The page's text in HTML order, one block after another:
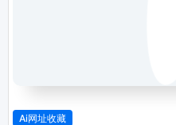
Ai网址收藏